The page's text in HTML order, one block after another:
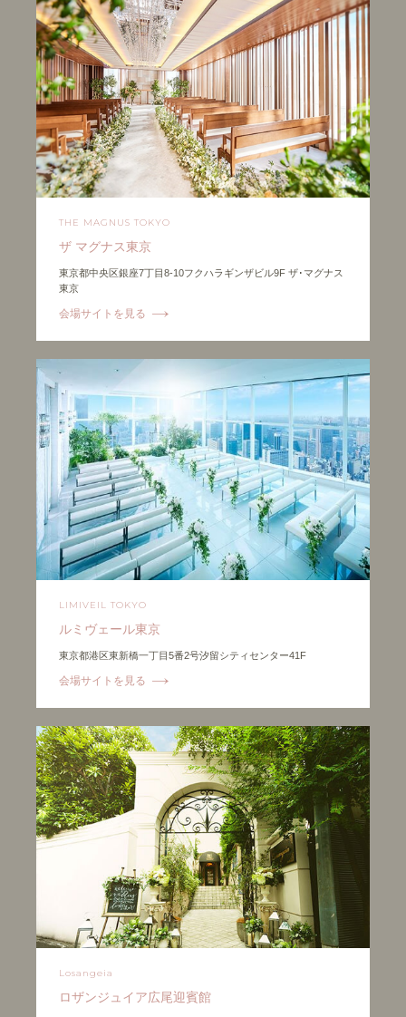
THE MAGNUS TOKYO
ザ マグナス東京
東京都中央区銀座7丁目8-10フクハラギンザビル9F ザ･マグナス
東京
会場サイトを見る
LIMIVEIL TOKYO
ルミヴェール東京
東京都港区東新橋一丁目5番2号汐留シティセンター41F
会場サイトを見る
Losangeia
ロザンジュイア広尾迎賓館